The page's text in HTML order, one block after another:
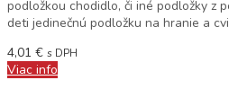
podložkou chodidlo, či iné podložky z
deti jedinečnú podložku na hranie a
4,01 € s DPH
Viac info